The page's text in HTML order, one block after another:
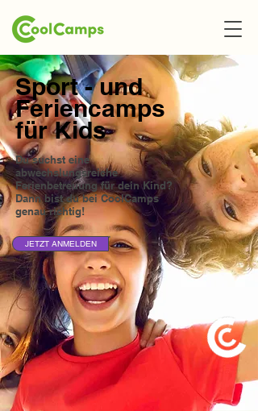
Sport - und
Feriencamps
für Kids
Du suchst eine
abwechslungsreiche
Ferienbetreuung für dein Kind?
Dann bist du bei CoolCamps
genau richtig!
JETZT ANMELDEN